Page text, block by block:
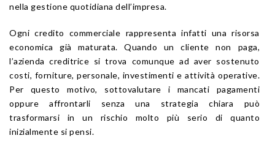
nella gestione quotidiana dell’impresa.
Ogni credito commerciale rappresenta infatti una risorsa
economica già maturata. Quando un cliente non paga,
l’azienda creditrice si trova comunque ad aver sostenuto
costi, forniture, personale, investimenti e attività operative.
Per questo motivo, sottovalutare i mancati pagamenti
oppure affrontarli senza una strategia chiara può
trasformarsi in un rischio molto più serio di quanto
inizialmente si pensi.